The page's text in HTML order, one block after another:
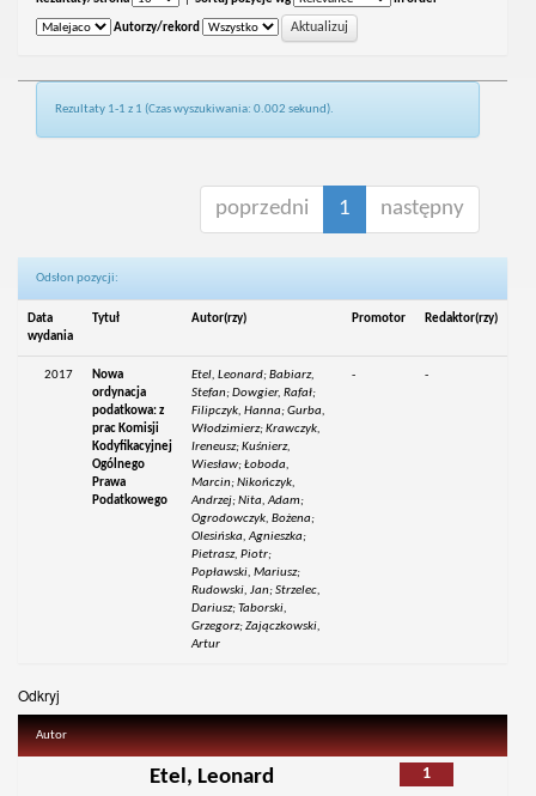
Autorzy/rekord
Rezultaty 1-1 z 1 (Czas wyszukiwania: 0.002 sekund).
poprzedni 1 następny
Odsłon pozycji:
Data
wydania
Tytuł Autor(rzy) Promotor Redaktor(rzy)
2017
Nowa
ordynacja
podatkowa: z
prac Komisji
Kodyfikacyjnej
Ogólnego
Prawa
Podatkowego
Etel, Leonard; Babiarz,
Stefan; Dowgier, Rafał;
Filipczyk, Hanna; Gurba,
Włodzimierz; Krawczyk,
Ireneusz; Kuśnierz,
Wiesław; Łoboda,
Marcin; Nikończyk,
Andrzej; Nita, Adam;
Ogrodowczyk, Bożena;
Olesińska, Agnieszka;
Pietrasz, Piotr;
Popławski, Mariusz;
Rudowski, Jan; Strzelec,
Dariusz; Taborski,
Grzegorz; Zajączkowski,
Artur
- -
Odkryj
Autor
1
Etel, Leonard